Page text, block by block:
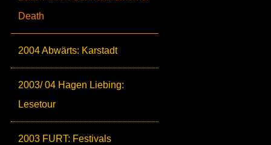
Death
2004 Abwärts: Karstadt
2003/ 04 Hagen Liebing:
Lesetour
2003 FURT: Festivals